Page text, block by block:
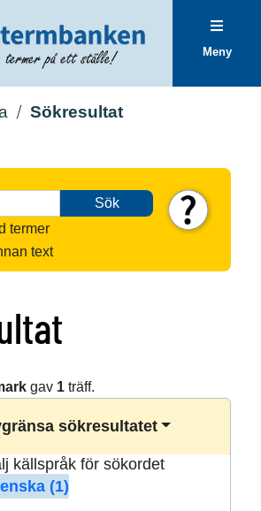
Meny
Sökresultat
Sök
termer
text
gav 1träff.
sökresultatet
källspråk för sökordet
(1)